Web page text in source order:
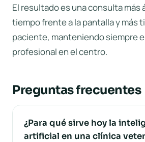
El resultado es una consulta más
tiempo frente a la pantalla y más
paciente, manteniendo siempre
profesional en el centro.
Preguntas frecuentes
¿Para qué sirve hoy la
artificial en una clínica